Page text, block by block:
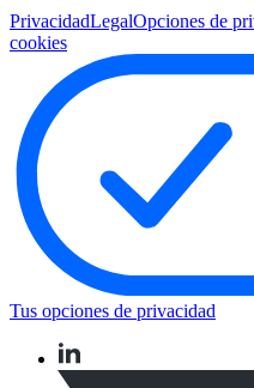
PrivacidadLegalOpciones de
cookies
Tus opciones de privacidad